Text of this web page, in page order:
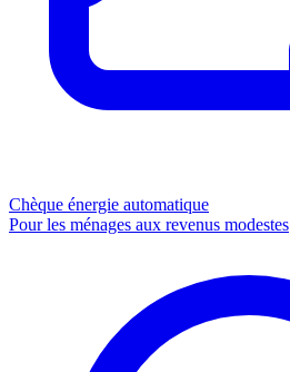
Chèque énergie automatique
Pour les ménages aux revenus modestes